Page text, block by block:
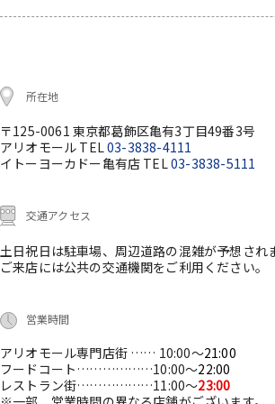
所在地
〒125-0061 東京都葛飾区亀有3丁目49番3号
アリオモール TEL03-3838-4111
イトーヨーカドー亀有店 TEL03-3838-5111
交通アクセス
土日祝日は駐車場、周辺道路の混雑が予想され
ご来店には公共の交通機関をご利用ください。
営業時間
アリオモール専門店街 …… 10:00～21:00
フードコート………………10:00～22:00
レストラン街………………11:00～23:00